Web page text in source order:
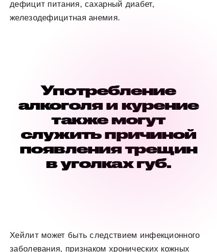
дефицит питания, сахарный диабет,
железодефицитная анемия.
Употребление
алкоголя и курение
также могут
служить причиной
появления трещин
в уголках губ.
Хейлит может быть следствием инфекционного
заболевания, признаком хронических кожных